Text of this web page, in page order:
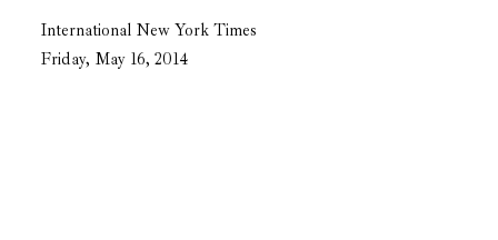
International New York Times
Friday, May 16, 2014